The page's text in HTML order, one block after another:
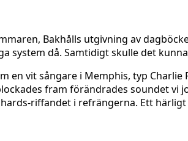
Bakhålls utgivning av
system då. Samtidigt skulle det
en vit sångare i Memphis, typ
fram förändrades soundet vi
riffandet i refrängerna. Ett